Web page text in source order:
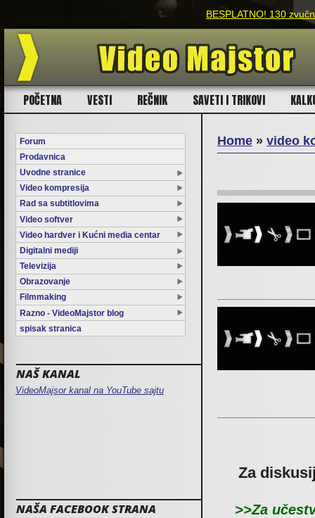
BESPLATNO! 130
POČETNA VESTI REČNIK SAVETI I TRIKOVI
Forum
Prodavnica
Uvodne stranice
Video kompresija
Rad sa subtitlovima
Video softver
Video hardver i Kućni media centar
Digitalni mediji
Televizija
Obrazovanje
Filmmaking
Razno - VideoMajstor blog
spisak stranica
NAŠ KANAL
VideoMajsor kanal na YouTube sajtu
NAŠA FACEBOOK STRANA
Home » video
Za
>>Za